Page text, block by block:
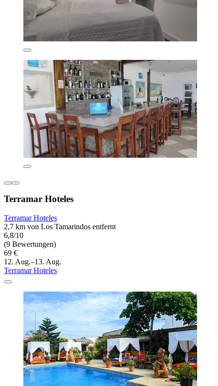
Terramar Hoteles
Terramar Hoteles
2,7 km von Los Tamarindos entfernt
6,8/10
(9 Bewertungen)
69 €
12. Aug.–13. Aug.
Terramar Hoteles